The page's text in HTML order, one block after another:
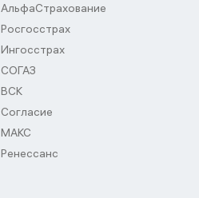
АльфаСтрахование
Росгосстрах
Ингосстрах
СОГАЗ
ВСК
Согласие
МАКС
Ренессанс